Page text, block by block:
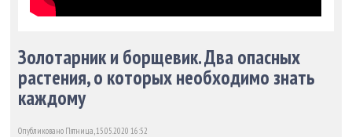
Золотарник и борщевик. Два опасных
растения, о которых необходимо знать
каждому
Опубликовано Пятница, 15.05.2020 16:52